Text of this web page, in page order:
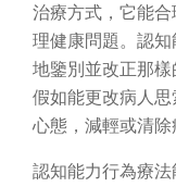
治療方式，它能
理健康問題。認
地鑒別並改正那樣
假如能更改病人
心態，減輕或清除
認知能力行為療